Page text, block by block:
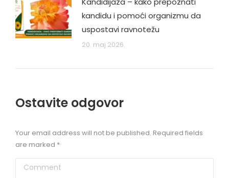
kandidu i pomoći organizmu da
uspostavi ravnotežu
20. maj 2026.
Ostavite odgovor
Your email address will not be published. Required fields
are marked *
Comment